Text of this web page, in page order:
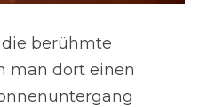
berühmte
man dort einen